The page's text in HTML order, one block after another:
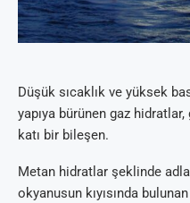
Düşük sıcaklık ve yüksek
yapıya bürünen gaz
katı bir bileşen.
Metan hidratlar şeklinde
okyanusun kıyısında